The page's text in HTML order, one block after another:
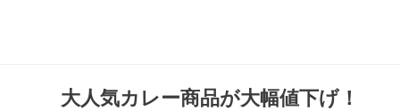
大人気カレー商品が大幅値下げ！